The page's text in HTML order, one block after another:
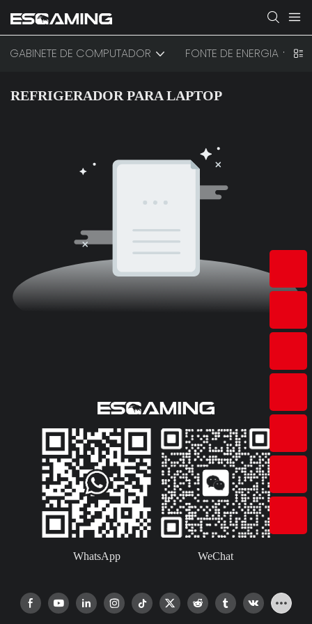
GABINETE DE COMPUTADOR FONTE DE ENERGIA
REFRIGERADOR PARA LAPTOP
WhatsApp WeChat